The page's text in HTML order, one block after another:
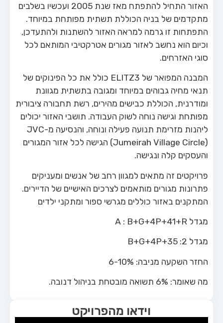
האזור התחיל להתפתח מאז שנת 2005 ועכשיו בשלבים
מתקדמים של בניה הכוללת תשתית מפותחת במיוחד.
התפתחות זו גרמה למראה האזור להשתנות ולהתעדכן,
וכיום הוא נחשב לאזור מגורים אטרקטיבי המותאם לכל
סוגי האזרחים.
המבנה המפואר של ELITZ3 כולל את כל הפינוקים של
תנאי מחיה גבוהים במיוחד ומגובה בתשתית מגוונת
ומודרנית, הכוללת כבישים מהירים, רשת תחבורה ציבורית
מפותחת וגישה נוחה לשוק העבודה. תושבי האזור יכולים
ליהנות מזרימת תנועה פעילה ונוחה, והנסיעה מ-JVC
(Jumeirah Village Circle) הגישה לכל אזור המגורים
והעסקים קלה ונגישה.
פרויקטים זה מתאים למגוון רחב של אנשים ומעניקים
פתרונות מגורים מותאמים לצרכים האישיים של הדיירים.
המתקנים באזור כוללים מגרשי ספור ומתקני ילדים
מגדל A : B+G+4P+41+R
מגדל 2: B+G+4P+35
החזר השקעה מניבה: 6-10%
מה שאומר: 6% תשואה מובטחת בניהול דנובה.
וידאו מהפרויקט